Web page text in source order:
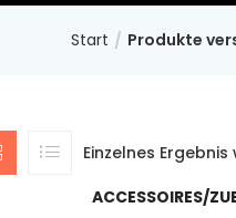
Start Produkte
Einzelnes
ACCESSOIRES/